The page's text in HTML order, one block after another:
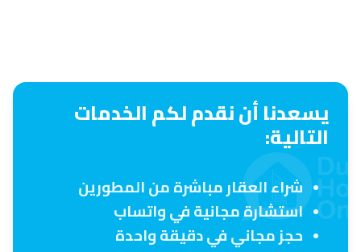
يسعدنا أن نقدم لكم الخدمات
التالية:
شراء العقار مباشرة من المطورين
استشارة مجانية في واتساب
حجز مجاني في دقيقة واحدة